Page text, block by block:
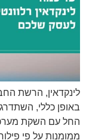
באופן כללי,
החל עם השקת
ממומנות על פי